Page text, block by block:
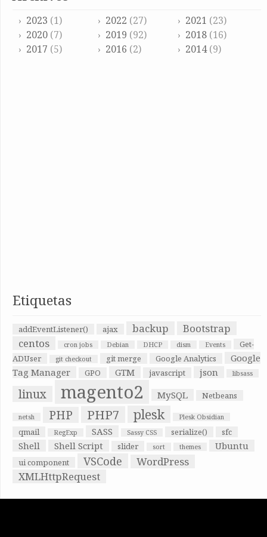
2023 (1) 2022 (27) 2021 (23)
2020 (7) 2019 (92) 2018(16)
2017 (5) 2016 (2) 2014(9)
Etiquetas
addEventListener() ajax backup
Bootstrap
centos
cron jobs Debian DHCP dism Events
Get-
ADUser
git checkout git merge Google Analytics
Google
Tag Manager
GPO GTM javascript json libsass
linux magento2 MySQL Netbeans
netsh PHP PHP7 plesk Plesk Obsidian
qmail RegExp SASS Sassy CSS serialize() sfc
Shell Shell Script slider sort themes Ubuntu
ui component VSCode
WordPress
XMLHttpRequest